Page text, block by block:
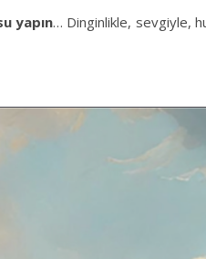
yapın… Dinginlikle, sevgiyle,